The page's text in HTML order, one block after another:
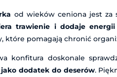
od wieków ceniona jest za
trawienie i dodaje
które pomagają chronić
konfitura doskonale
dodatek do deserów.